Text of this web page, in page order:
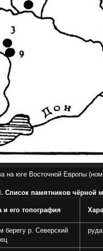
на юге Восточной Европы
Список памятников чёрной
и его топография
берегу р. Северский